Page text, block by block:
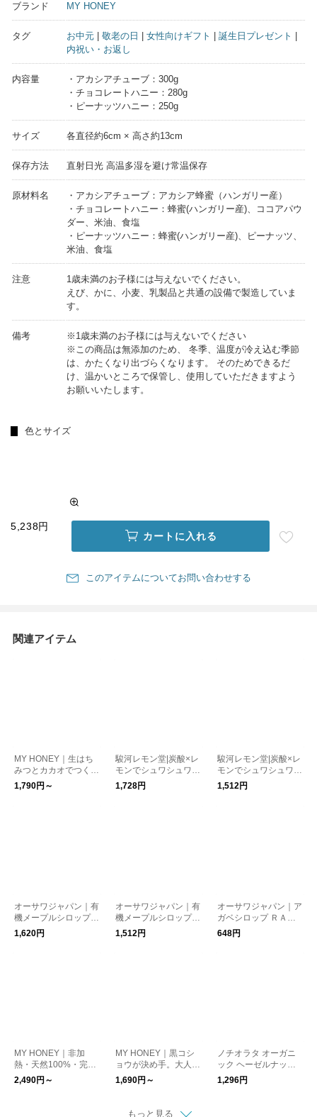
ブランド MY HONEY
タグ お中元 敬老の日 女性向けギフト 誕生日プレゼント
内祝い・お返し
内容量
・アカシアチューブ：300g
・チョコレートハニー：280g
・ピーナッツハニー：250g
サイズ 各直径約6cm × 高さ約13cm
保存方法 直射日光 高温多湿を避け常温保存
原材料名
・アカシアチューブ：アカシア蜂蜜（ハンガリー産）
・チョコレートハニー：蜂蜜(ハンガリー産)、ココアパウ
ダー、米油、食塩
・ピーナッツハニー：蜂蜜(ハンガリー産)、ピーナッツ、
米油、食塩
注意
1歳未満のお子様には与えないでください。
えび、かに、小麦、乳製品と共通の設備で製造していま
す。
備考
※1歳未満のお子様には与えないでください
※この商品は無添加のため、 冬季、温度が冷え込む季節
は、かたくなり出づらくなります。 そのためできるだ
け、温かいところで保管し、使用していただきますよう
お願いいたします。
色とサイズ
5,238円
カートに入れる
このアイテムについてお問い合わせする
関連アイテム
MY HONEY｜生はち
みつとカカオでつくっ
た チョコレートハニ
ー チューブボトル MY
1,790円～
駿河レモン堂|炭酸×レ
モンでシュワシュワっ
と 虹色レモンシロッ
プ 瓶(400g) kurashis
1,728円
駿河レモン堂|炭酸×レ
モンでシュワシュワっ
と 虹色レモンシロッ
プ パウチ(300g)
1,512円
オーサワジャパン｜有
機メープルシロップ
ゴールデン(デリケー
トテイスト)
1,620円
オーサワジャパン｜有
機メープルシロップ
アンバー(リッチテイ
スト)
1,512円
オーサワジャパン｜ア
ガベシロップ ＲＡ
Ｗ ＤＡＲＫ
648円
MY HONEY｜非加
熱・天然100%・完全
無添加 食べやすく続
けやすい特別なマヌカ
2,490円～
MY HONEY｜黒コシ
ョウが決め手。大人の
味わいのナッツの蜂蜜
漬け エトワール。 は
ア 黒コショウ ヘーゼ
1,690円～
ノチオラタ オーガニ
ック ヘーゼルナッツ
チョコレートスプレッ
ド ビター250g kuras
1,296円
もっと見る